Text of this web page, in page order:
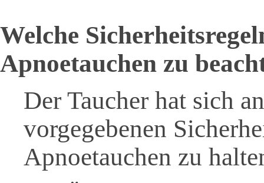
Welche
Apnoetauchen zu
Der Taucher hat sich
vorgegebenen
Apnoetauchen zu